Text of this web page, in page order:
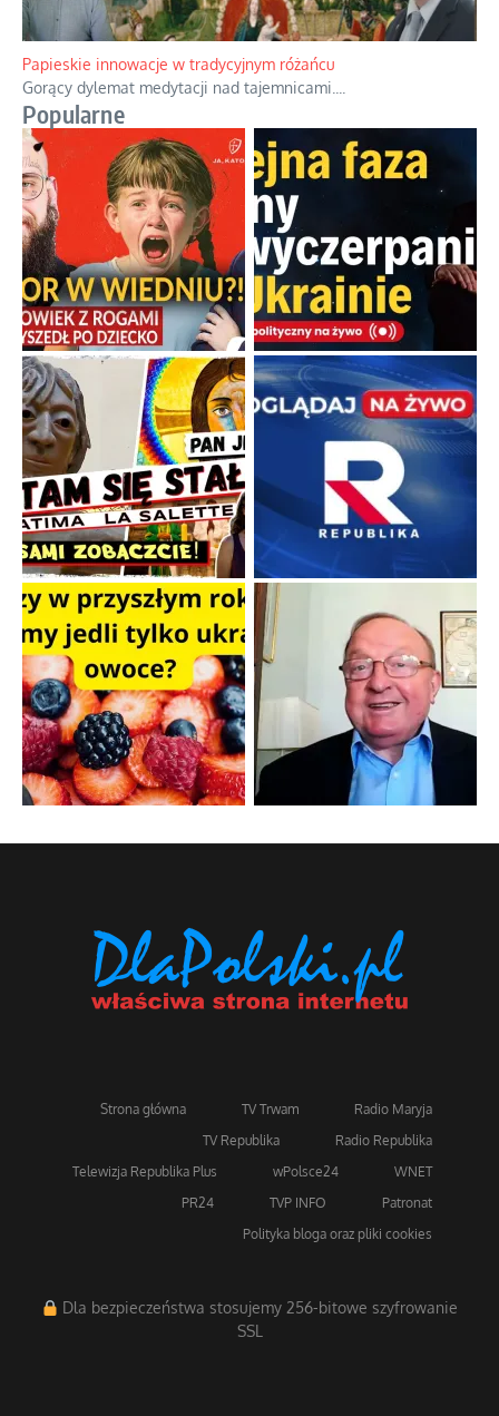
Papieskie innowacje w tradycyjnym różańcu
Gorący dylemat medytacji nad tajemnicami.
Popularne
Strona główna TV Trwam
Radio Maryja
TV Republika
Radio Republika
Telewizja Republika Plus
wPolsce24
WNET
PR24
TVP INFO
Patronat
Polityka bloga oraz pliki cookies
Dla bezpieczeństwa stosujemy 256-bitowe szyfrowanie
SSL